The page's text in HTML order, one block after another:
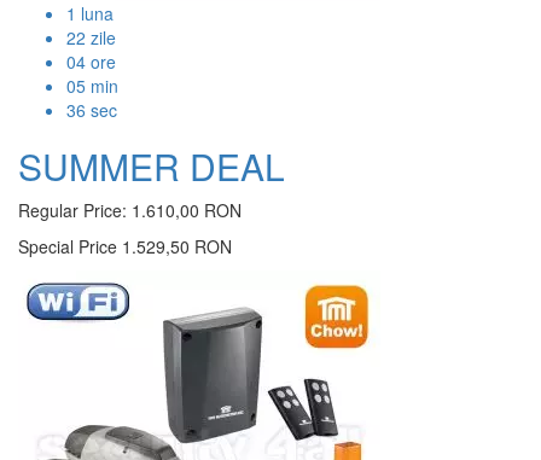
1 luna
22 zile
04 ore
05 min
36 sec
SUMMER DEAL
Regular Price: 1.610,00 RON
Special Price 1.529,50 RON